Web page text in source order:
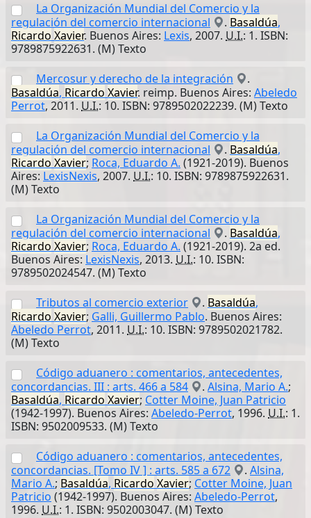
La Organización Mundial del Comercio y la
regulación del comercio internacional
. Basaldúa,
Ricardo Xavier. Buenos Aires: Lexis, 2007. U.I.: 1. ISBN:
9789875922631. (M) Texto
Mercosur y derecho de la integración
.
Basaldúa, Ricardo Xavier. reimp. Buenos Aires: Abeledo
Perrot, 2011. U.I.: 10. ISBN: 9789502022239. (M) Texto
La Organización Mundial del Comercio y la
regulación del comercio internacional
. Basaldúa,
Ricardo Xavier; Roca, Eduardo A. (1921-2019). Buenos
Aires: LexisNexis, 2007. U.I.: 10. ISBN: 9789875922631.
(M) Texto
La Organización Mundial del Comercio y la
regulación del comercio internacional
. Basaldúa,
Ricardo Xavier; Roca, Eduardo A. (1921-2019). 2a ed.
Buenos Aires: LexisNexis, 2013. U.I.: 10. ISBN:
9789502024547. (M) Texto
Tributos al comercio exterior
. Basaldúa,
Ricardo Xavier; Galli, Guillermo Pablo. Buenos Aires:
Abeledo Perrot, 2011. U.I.: 10. ISBN: 9789502021782.
(M) Texto
Código aduanero : comentarios, antecedentes,
concordancias. III : arts. 466 a 584
. Alsina, Mario A.;
Basaldúa, Ricardo Xavier; Cotter Moine, Juan Patricio
(1942-1997). Buenos Aires: Abeledo-Perrot, 1996. U.I.: 1.
ISBN: 9502009533. (M) Texto
Código aduanero : comentarios, antecedentes,
concordancias. [Tomo IV ] : arts. 585 a 672
. Alsina,
Mario A.; Basaldúa, Ricardo Xavier; Cotter Moine, Juan
Patricio (1942-1997). Buenos Aires: Abeledo-Perrot,
1996. U.I.: 1. ISBN: 9502003047. (M) Texto